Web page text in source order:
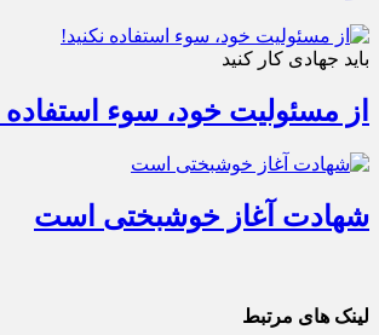
باید جهادی کار کنید
از مسئولیت خود، سوء استفاده
شهادت آغاز خوشبختی است
لینک های مرتبط